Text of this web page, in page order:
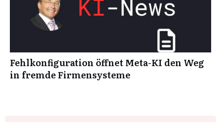
Fehlkonfiguration öffnet Meta-KI den Weg
in fremde Firmensysteme